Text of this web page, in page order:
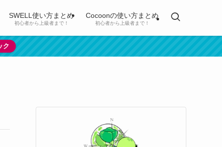
SWELL使い方まとめ
初心者から上級者まで！
Cocoonの使い方まとめ
初心者から上級者まで！
ク